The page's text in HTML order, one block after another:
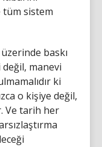
sistem
baskı
manevi
ki
o kişiye değil,
Ve tarih her